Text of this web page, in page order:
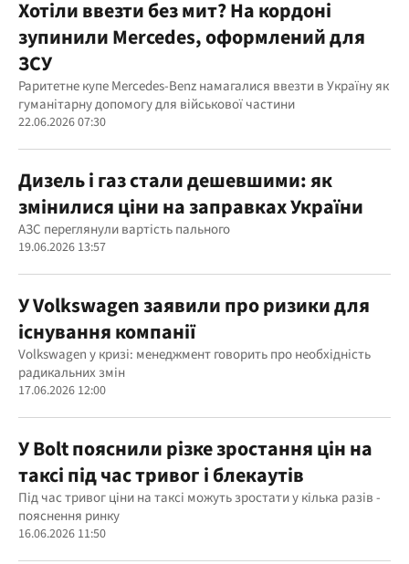
Хотіли ввезти без мит? На кордоні
зупинили Mercedes, оформлений для
ЗСУ
Раритетне купе Mercedes-Benz намагалися ввезти в Україну як
гуманітарну допомогу для військової частини
22.06.2026 07:30
Дизель і газ стали дешевшими: як
змінилися ціни на заправках України
АЗС переглянули вартість пального
19.06.2026 13:57
У Volkswagen заявили про ризики для
існування компанії
Volkswagen у кризі: менеджмент говорить про необхідність
радикальних змін
17.06.2026 12:00
У Bolt пояснили різке зростання цін на
таксі під час тривог і блекаутів
Під час тривог ціни на таксі можуть зростати у кілька разів -
пояснення ринку
16.06.2026 11:50